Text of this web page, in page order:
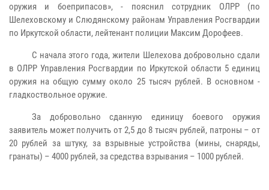
оружия и боеприпасов», - пояснил сотрудник ОЛРР (по
Шелеховскому и Слюдянскому районам Управления Росгвардии
по Иркутской области, лейтенант полиции Максим Дорофеев.
С начала этого года, жители Шелехова добровольно сдали
в ОЛРР Управления Росгвардии по Иркутской области 5 единиц
оружия на общую сумму около 25 тысяч рублей. В основном -
гладкоствольное оружие.
За добровольно сданную единицу боевого оружия
заявитель может получить от 2,5 до 8 тысяч рублей, патроны – от
20 рублей за штуку, за взрывные устройства (мины, снаряды,
гранаты) – 4000 рублей, за средства взрывания – 1000 рублей.